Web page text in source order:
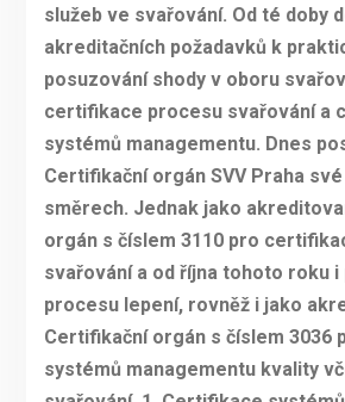
služeb ve svařování. Od té doby
akreditačních požadavků k
posuzování shody v oboru
certifikace procesu svařování a
systémů managementu. Dnes
Certifikační orgán SVV Praha
směrech. Jednak jako
orgán s číslem 3110 pro
svařování a od října tohoto roku
procesu lepení, rovněž i jako
Certifikační orgán s číslem 3036
systémů managementu kvality